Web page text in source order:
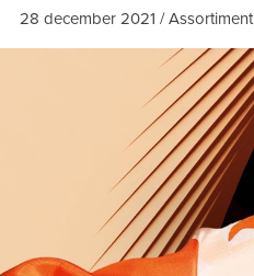
28 december 2021 / Assortiment